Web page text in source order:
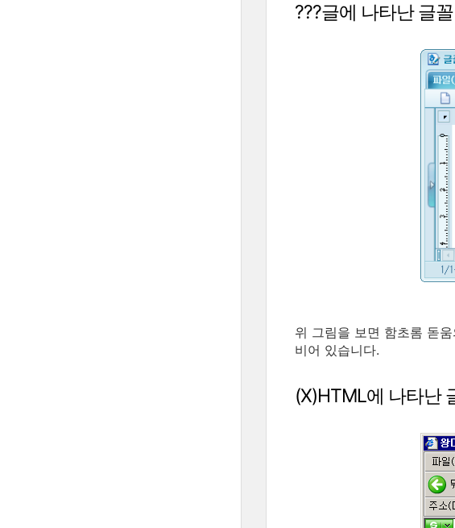
???글에 나타난 글
위 그림을 보면 함초롬 돋
비어 있습니다.
(X)HTML에 나타난